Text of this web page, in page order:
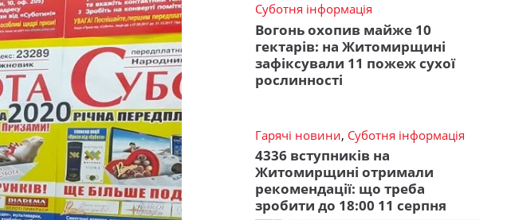
Суботня інформація
Вогонь охопив майже 10
гектарів: на Житомирщині
зафіксували 11 пожеж сухої
рослинності
Гарячі новини, Суботня інформація
4336 вступників на
Житомирщині отримали
рекомендації: що треба
зробити до 18:00 11 серпня